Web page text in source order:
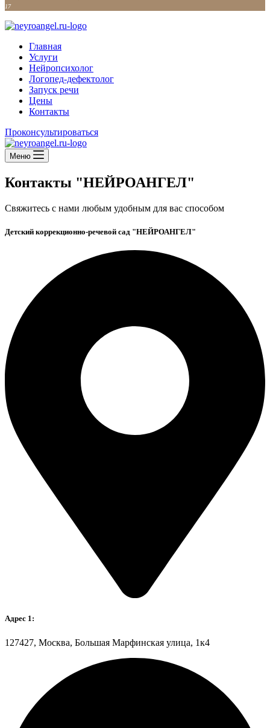
17
Главная
Услуги
Нейропсихолог
Логопед-дефектолог
Запуск речи
Цены
Контакты
Проконсультироваться
Меню
Контакты "НЕЙРОАНГЕЛ"
Свяжитесь с нами любым удобным для вас способом
Детский коррекционно-речевой сад "НЕЙРОАНГЕЛ"
Адрес 1:
127427, Москва, Большая Марфинская улица, 1к4